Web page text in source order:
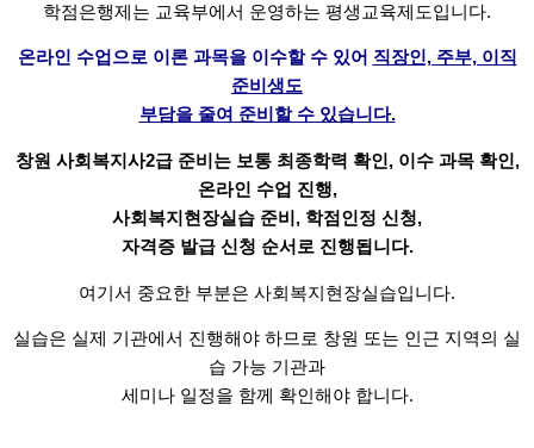
학점은행제는 교육부에서 운영하는 평생교육제도입니다.
온라인 수업으로 이론 과목을 이수할 수 있어 직장인, 주부, 이직
준비생도
부담을 줄여 준비할 수 있습니다.
창원 사회복지사2급 준비는 보통 최종학력 확인, 이수 과목 확인,
온라인 수업 진행,
사회복지현장실습 준비, 학점인정 신청,
자격증 발급 신청 순서로 진행됩니다.
여기서 중요한 부분은 사회복지현장실습입니다.
실습은 실제 기관에서 진행해야 하므로 창원 또는 인근 지역의 실
습 가능 기관과
세미나 일정을 함께 확인해야 합니다.